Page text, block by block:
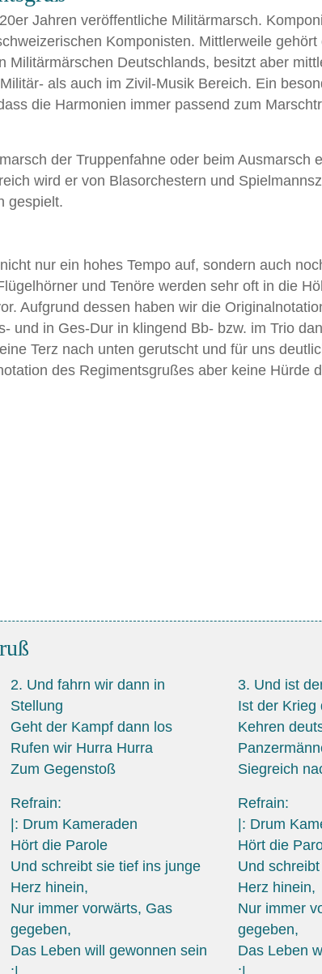
Jahren veröffentliche Militärmarsch.
Komponisten. Mittlerweile
Militärmärschen Deutschlands, besitzt aber
als auch im Zivil-Musik Bereich. Ein
die Harmonien immer passend zum
der Truppenfahne oder beim Ausmarsch
wird er von Blasorchestern und
gespielt.
nur ein hohes Tempo auf, sondern auch
und Tenöre werden sehr oft in die
Aufgrund dessen haben wir die
und in Ges-Dur in klingend Bb- bzw. im Trio
Terz nach unten gerutscht und für uns
des Regimentsgrußes aber keine Hürde
2. Und fahrn wir dann in
Stellung
Geht der Kampf dann los
Rufen wir Hurra Hurra
Zum Gegenstoß
Refrain:
|: Drum Kameraden
Hört die Parole
Und schreibt sie tief ins junge
Herz hinein,
Nur immer vorwärts, Gas
gegeben,
Das Leben will gewonnen sein
3. Und ist
Ist der Krieg
Kehren
Siegreich
Refrain:
|: Drum
Hört die
Und
Herz hinein,
Nur immer
gegeben,
Das Leben